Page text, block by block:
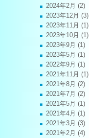
2024年2月 (2)
2023年12月 (3)
2023年11月 (1)
2023年10月 (1)
2023年9月 (1)
2023年5月 (1)
2022年9月 (1)
2021年11月 (1)
2021年8月 (2)
2021年7月 (2)
2021年5月 (1)
2021年4月 (1)
2021年3月 (3)
2021年2月 (4)